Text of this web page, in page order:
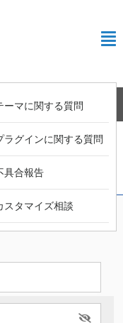
ーマに関する質問
ラグインに関する質問
具合報告
スタマイズ相談